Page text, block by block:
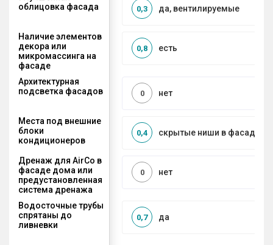
облицовка фасада
да, вентилируемые
0,3
Наличие элементов
декора или
микромассинга на
фасаде
есть
0,8
Архитектурная
подсветка фасадов
нет
0
Места под внешние
блоки
кондиционеров
скрытые ниши в фасаде
0,4
Дренаж для AirCo в
фасаде дома или
предустановленная
система дренажа
нет
0
Водосточные трубы
спрятаны до
ливневки
да
0,7